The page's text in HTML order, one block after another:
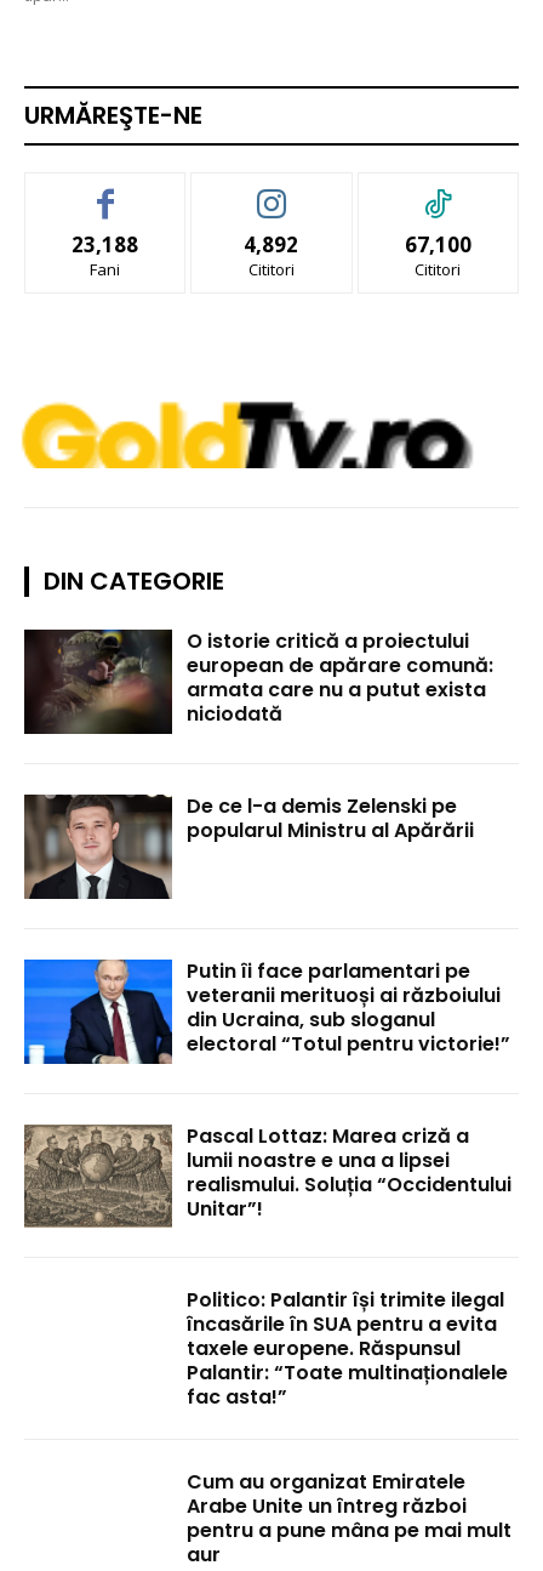
URMĂREŞTE-NE
23,188
Fani
4,892
Cititori
67,100
Cititori
DIN CATEGORIE
O istorie critică a proiectului
european de apărare comună:
armata care nu a putut exista
niciodată
De ce l-a demis Zelenski pe
popularul Ministru al Apărării
Putin îi face parlamentari pe
veteranii merituoși ai războiului
din Ucraina, sub sloganul
electoral “Totul pentru victorie!”
Pascal Lottaz: Marea criză a
lumii noastre e una a lipsei
realismului. Soluția “Occidentului
Unitar”!
Politico: Palantir își trimite ilegal
încasările în SUA pentru a evita
taxele europene. Răspunsul
Palantir: “Toate multinaționalele
fac asta!”
Cum au organizat Emiratele
Arabe Unite un întreg război
pentru a pune mâna pe mai mult
aur